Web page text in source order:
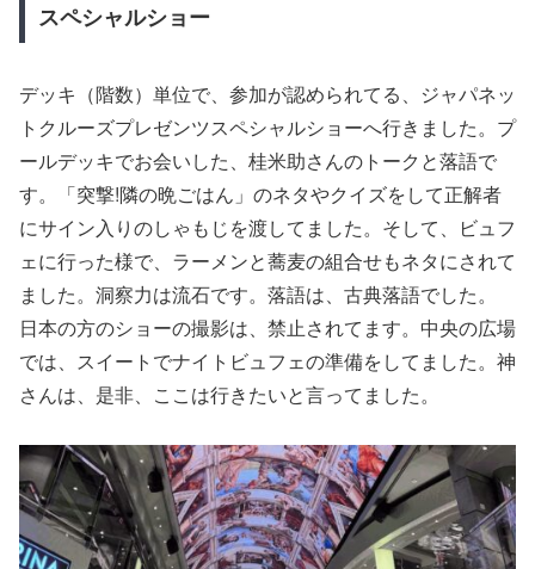
スペシャルショー
デッキ（階数）単位で、参加が認められてる、ジャパネッ
トクルーズプレゼンツスペシャルショーへ行きました。プ
ールデッキでお会いした、桂米助さんのトークと落語で
す。「突撃!隣の晩ごはん」のネタやクイズをして正解者
にサイン入りのしゃもじを渡してました。そして、ビュフ
ェに行った様で、ラーメンと蕎麦の組合せもネタにされて
ました。洞察力は流石です。落語は、古典落語でした。
日本の方のショーの撮影は、禁止されてます。中央の広場
では、スイートでナイトビュフェの準備をしてました。神
さんは、是非、ここは行きたいと言ってました。